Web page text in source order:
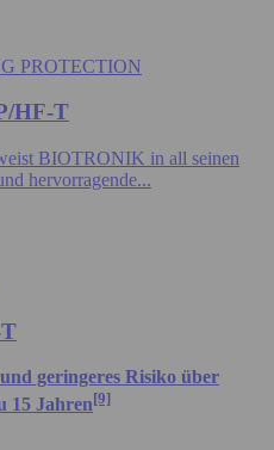
PROTECTION
HF-T
BIOTRONIK in all seinen
hervorragende...
geringeres Risiko über
15 Jahren[9]